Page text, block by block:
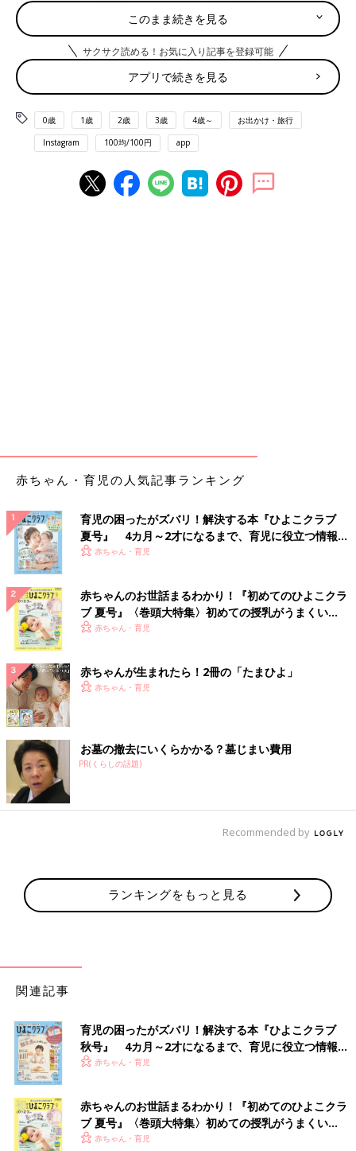
出典：Instagramアカウント「rei_tall_mama」
ダイソーのおにぎりメーカーは、ミニサイズの三角おにぎりが一
度に3個作れます。遠足などではテーブルのない所で食べるケー
スもありますよね。小さめのおにぎりは食べやすいのでおすすめ
です！
このまま続きを見る
サクサク読める！お気に入り記事を登録可能
アプリで続きを見る
0歳 1歳 2歳 3歳 4歳～ お出かけ・旅行
Instagram 100均/100円 app
赤ちゃん・育児の人気記事ランキング
育児の困ったがズバリ！解決する本『ひよこクラブ
夏号』 4カ月～2才になるまで、育児に役立つ情報が
いっぱい！
赤ちゃん・育児
赤ちゃんのお世話まるわかり！『初めてのひよこクラ
ブ 夏号』〈巻頭大特集〉初めての授乳がうまくい
く！ おっぱい・ミルクの基本と夏のトラブル 解決テ
赤ちゃん・育児
赤ちゃんが生まれたら！2冊の「たまひよ」
赤ちゃん・育児
お墓の撤去にいくらかかる？墓じまい費用
PR(くらしの話題)
Recommended by
ランキングをもっと見る
関連記事
育児の困ったがズバリ！解決する本『ひよこクラブ
秋号』 4カ月～2才になるまで、育児に役立つ情報が
いっぱい！
赤ちゃん・育児
赤ちゃんのお世話まるわかり！『初めてのひよこクラ
ブ 夏号』〈巻頭大特集〉初めての授乳がうまくい
く！ おっぱい・ミルクの基本と夏のトラブル 解決テ
赤ちゃん・育児